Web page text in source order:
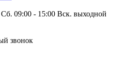
Сб. 09:00 - 15:00 Вск. выходной
звонок